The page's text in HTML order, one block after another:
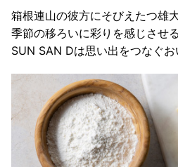
箱根連山の彼方にそびえたつ雄
季節の移ろいに彩りを感じさせ
SUN SAN Dは思い出をつなぐお